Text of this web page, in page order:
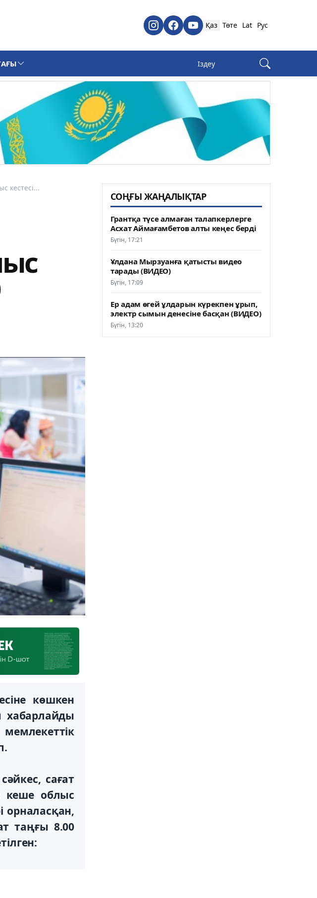
Қаз Төте Lat Рус
кестесі...
көшкен
хабарлайды
сағат
кеше облыс
орналасқан,
таңғы 8.00
СОҢҒЫ ЖАҢАЛЫҚТАР
Грантқа түсе алмаған талапкерлерге
Асхат Аймағамбетов алты кеңес берді
Бүгін, 17:21
Ұлдана Мырзуанға қатысты видео
тарады (ВИДЕО)
Бүгін, 17:09
Ер адам өгей ұлдарын күрекпен ұрып,
электр сымын денесіне басқан (ВИДЕО)
Бүгін, 13:20